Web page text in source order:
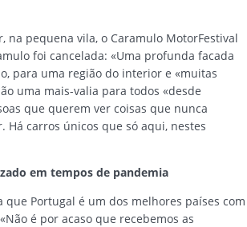
na pequena vila, o Caramulo MotorFestival
foi cancelada: «Uma profunda facada
para uma região do interior e «muitas
uma mais-valia para todos «desde
que querem ver coisas que nunca
carros únicos que só aqui, nestes
em tempos de pandemia
que Portugal é um dos melhores países com
é por acaso que recebemos as